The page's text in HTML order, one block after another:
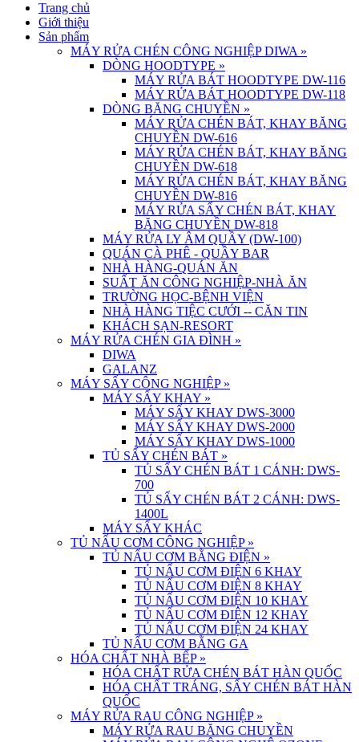
Trang chủ
Giới thiệu
Sản phẩm
MÁY RỬA CHÉN CÔNG NGHIỆP DIWA »
DÒNG HOODTYPE »
MÁY RỬA BÁT HOODTYPE DW-116
MÁY RỬA BÁT HOODTYPE DW-118
DÒNG BĂNG CHUYỀN »
MÁY RỬA CHÉN BÁT, KHAY BĂNG
CHUYỀN DW-616
MÁY RỬA CHÉN BÁT, KHAY BĂNG
CHUYỀN DW-618
MÁY RỬA CHÉN BÁT, KHAY BĂNG
CHUYỀN DW-816
MÁY RỬA SẤY CHÉN BÁT, KHAY
BĂNG CHUYỀN DW-818
MÁY RỬA LY ÂM QUẦY (DW-100)
QUÁN CÀ PHÊ - QUẦY BAR
NHÀ HÀNG-QUÁN ĂN
SUẤT ĂN CÔNG NGHIỆP-NHÀ ĂN
TRƯỜNG HỌC-BỆNH VIỆN
NHÀ HÀNG TIỆC CƯỚI -- CĂN TIN
KHÁCH SẠN-RESORT
MÁY RỬA CHÉN GIA ĐÌNH »
DIWA
GALANZ
MÁY SẤY CÔNG NGHIỆP »
MÁY SẤY KHAY »
MÁY SẤY KHAY DWS-3000
MÁY SẤY KHAY DWS-2000
MÁY SẤY KHAY DWS-1000
TỦ SẤY CHÉN BÁT »
TỦ SẤY CHÉN BÁT 1 CÁNH: DWS-
700
TỦ SẤY CHÉN BÁT 2 CÁNH: DWS-
1400L
MÁY SẤY KHÁC
TỦ NẤU CƠM CÔNG NGHIỆP »
TỦ NẤU CƠM BẰNG ĐIỆN »
TỦ NẤU CƠM ĐIỆN 6 KHAY
TỦ NẤU CƠM ĐIỆN 8 KHAY
TỦ NẤU CƠM ĐIỆN 10 KHAY
TỦ NẤU CƠM ĐIỆN 12 KHAY
TỦ NẤU CƠM ĐIỆN 24 KHAY
TỦ NẤU CƠM BẰNG GA
HÓA CHẤT NHÀ BẾP »
HÓA CHẤT RỬA CHÉN BÁT HÀN QUỐC
HÓA CHẤT TRÁNG, SẤY CHÉN BÁT HÀN
QUỐC
MÁY RỬA RAU CÔNG NGHIỆP »
MÁY RỬA RAU BĂNG CHUYỀN